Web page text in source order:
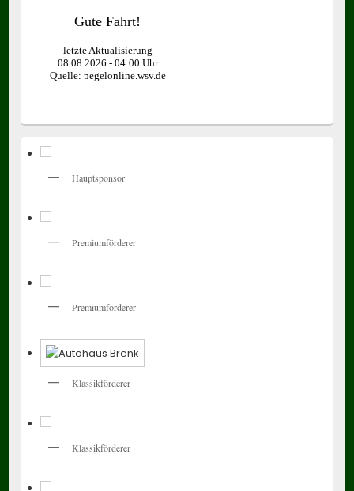
Hauptsponsor
Premiumförderer
Premiumförderer
Klassikförderer
Klassikförderer